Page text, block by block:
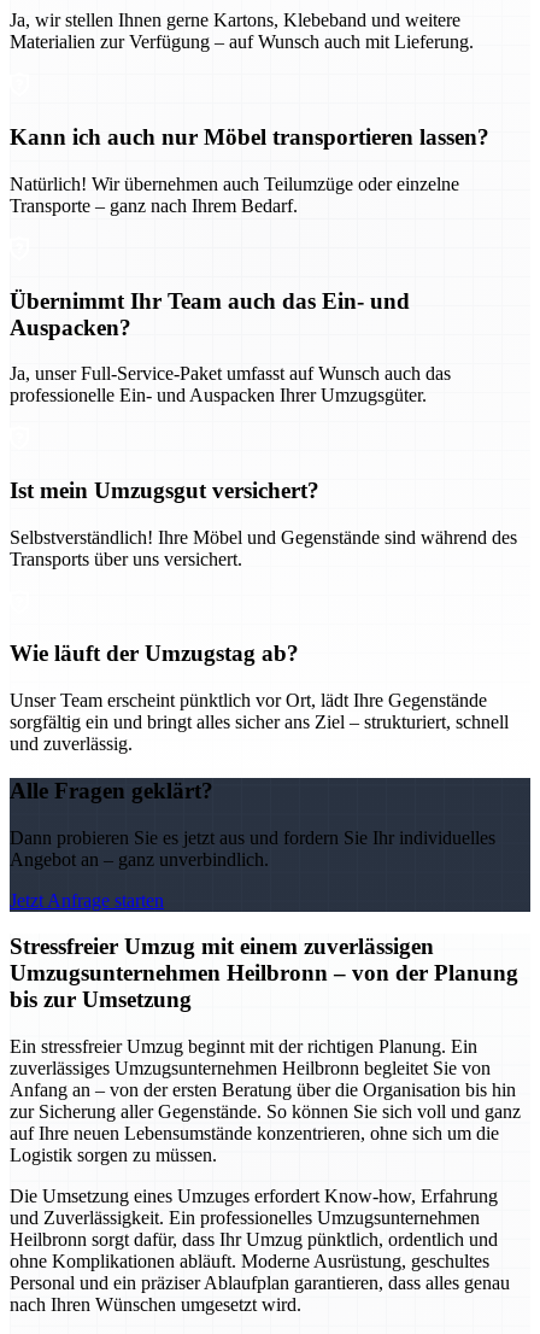
Ja, wir stellen Ihnen gerne Kartons, Klebeband und weitere
Materialien zur Verfügung – auf Wunsch auch mit Lieferung.
Kann ich auch nur Möbel transportieren lassen?
Natürlich! Wir übernehmen auch Teilumzüge oder einzelne
Transporte – ganz nach Ihrem Bedarf.
Übernimmt Ihr Team auch das Ein- und
Auspacken?
Ja, unser Full-Service-Paket umfasst auf Wunsch auch das
professionelle Ein- und Auspacken Ihrer Umzugsgüter.
Ist mein Umzugsgut versichert?
Selbstverständlich! Ihre Möbel und Gegenstände sind während des
Transports über uns versichert.
Wie läuft der Umzugstag ab?
Unser Team erscheint pünktlich vor Ort, lädt Ihre Gegenstände
sorgfältig ein und bringt alles sicher ans Ziel – strukturiert, schnell
und zuverlässig.
Alle Fragen geklärt?
Dann probieren Sie es jetzt aus und fordern Sie Ihr individuelles
Angebot an – ganz unverbindlich.
Jetzt Anfrage starten
Stressfreier Umzug mit einem zuverlässigen
Umzugsunternehmen Heilbronn – von der Planung
bis zur Umsetzung
Ein stressfreier Umzug beginnt mit der richtigen Planung. Ein
zuverlässiges Umzugsunternehmen Heilbronn begleitet Sie von
Anfang an – von der ersten Beratung über die Organisation bis hin
zur Sicherung aller Gegenstände. So können Sie sich voll und ganz
auf Ihre neuen Lebensumstände konzentrieren, ohne sich um die
Logistik sorgen zu müssen.
Die Umsetzung eines Umzuges erfordert Know-how, Erfahrung
und Zuverlässigkeit. Ein professionelles Umzugsunternehmen
Heilbronn sorgt dafür, dass Ihr Umzug pünktlich, ordentlich und
ohne Komplikationen abläuft. Moderne Ausrüstung, geschultes
Personal und ein präziser Ablaufplan garantieren, dass alles genau
nach Ihren Wünschen umgesetzt wird.